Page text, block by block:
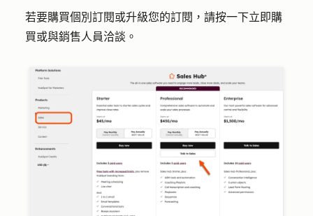
若要購買個別訂閱或升級您的訂閱，請按一下立即購
買或與銷售人員洽談 。